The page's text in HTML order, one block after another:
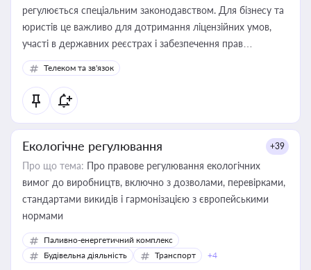
регулюється спеціальним законодавством. Для бізнесу та
юристів це важливо для дотримання ліцензійних умов,
участі в державних реєстрах і забезпечення прав
споживачів.
Телеком та зв'язок
Екологічне регулювання +39
Про що тема: Про правове регулювання екологічних
вимог до виробництв, включно з дозволами, перевірками,
стандартами викидів і гармонізацією з європейськими
нормами
Паливно-енергетичний комплекс
Будівельна діяльність
Транспорт +4